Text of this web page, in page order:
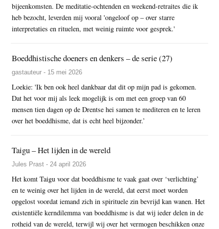
bijeenkomsten. De meditatie-ochtenden en weekend-retraites die ik
heb bezocht, leverden mij vooral 'ongeloof op – over starre
interpretaties en rituelen, met weinig ruimte voor gesprek.'
Boeddhistische doeners en denkers – de serie (27)
gastauteur - 15 mei 2026
Loekie: 'Ik ben ook heel dankbaar dat dit op mijn pad is gekomen.
Dat het voor mij als leek mogelijk is om met een groep van 60
mensen tien dagen op de Drentse hei samen te mediteren en te leren
over het boeddhisme, dat is echt heel bijzonder.’
Taigu – Het lijden in de wereld
Jules Prast - 24 april 2026
Het komt Taigu voor dat boeddhisme te vaak gaat over ‘verlichting’
en te weinig over het lijden in de wereld, dat eerst moet worden
opgelost voordat iemand zich in spirituele zin bevrijd kan wanen. Het
existentiële kerndilemma van boeddhisme is dat wij ieder delen in de
rotheid van de wereld, terwijl wij over het vermogen beschikken onze